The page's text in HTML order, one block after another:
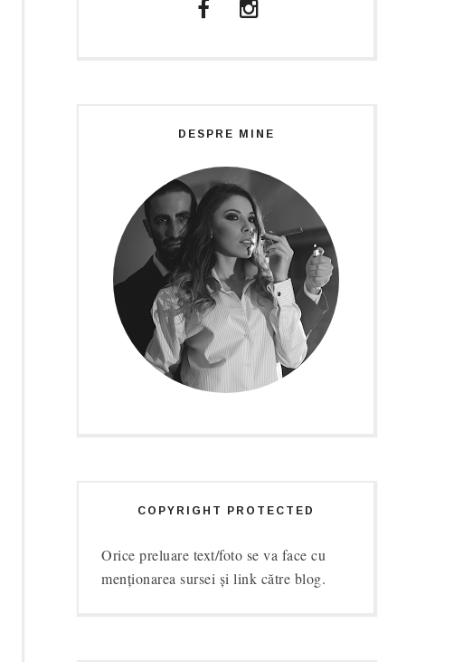
DESPRE MINE
COPYRIGHT PROTECTED
Orice preluare text/foto se va face cu
menționarea sursei și link către blog.